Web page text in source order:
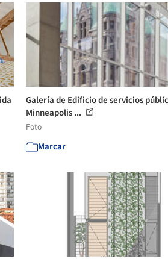
Galería de Edificio de servicios
Minneapolis ...
Foto
Marcar